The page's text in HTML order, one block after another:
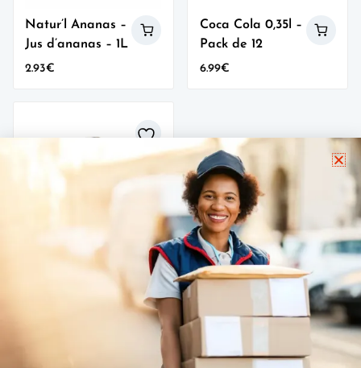
Natur’l Ananas –
Jus d’ananas – 1L
2.93€
Coca Cola 0,35l –
Pack de 12
6.99€
wishlist